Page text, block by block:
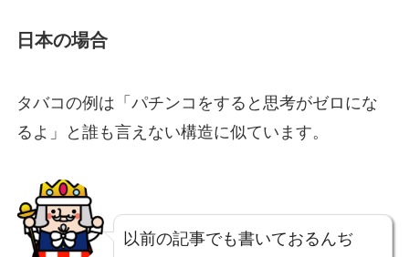
日本の場合
タバコの例は「パチンコをすると思考がゼロにな
るよ」と誰も言えない構造に似ています。
以前の記事でも書いておるんぢ